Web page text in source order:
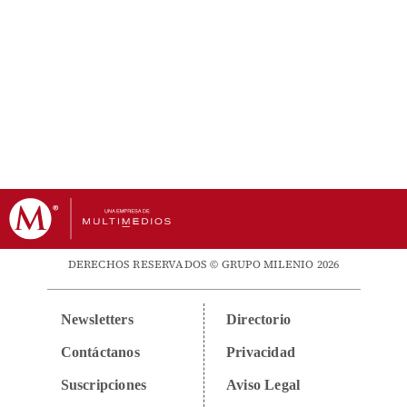
DERECHOS RESERVADOS © GRUPO MILENIO 2026
Newsletters
Contáctanos
Suscripciones
Directorio
Privacidad
Aviso Legal